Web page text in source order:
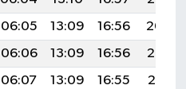
06:05 13:09 16:56
20:04
06:06 13:09 16:56
20:02
06:07 13:09 16:55
20:01